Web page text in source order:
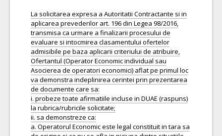
La solicitarea expresa a Autoritatii Contractante si in
aplicarea prevederilor art. 196 din Legea 98/2016,
transmisa ca urmare a finalizarii procesului de
evaluare si intocmirea clasamentului ofertelor
admisibile pe baza aplicarii criteriului de atribuire,
Ofertantul (Operator Economic individual sau
Asocierea de operatori economici) aflat pe primul loc
va demonstra indeplinirea cerintei prin prezentarea
de documente care sa:
i. probeze toate afirmatiile incluse in DUAE (raspuns)
la rubrica/rubricile solicitate;
ii. sa demonstreze ca:
a. Operatorul Economic este legal constituit in tara sa